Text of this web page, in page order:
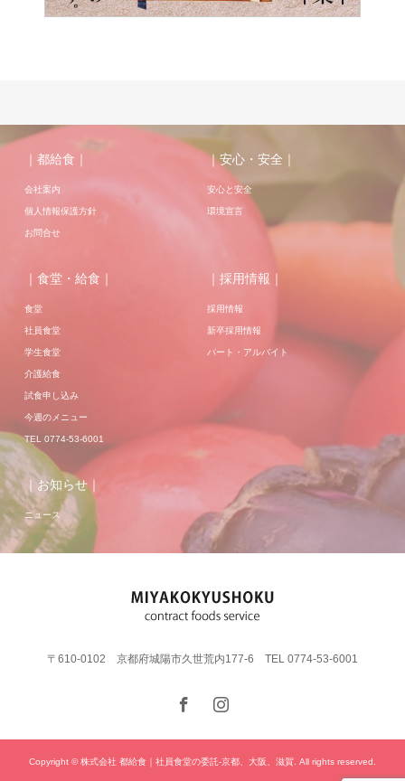
｜都給食｜
会社案内
個人情報保護方針
お問合せ
｜安心・安全｜
安心と安全
環境宣言
｜食堂・給食｜
食堂
社員食堂
学生食堂
介護給食
試食申し込み
今週のメニュー
TEL 0774-53-6001
｜採用情報｜
採用情報
新卒採用情報
パート・アルバイト
｜お知らせ｜
ニュース
〒610-0102 京都府城陽市久世荒内177-6 TEL 0774-53-6001
Copyright © 株式会社 都給食｜社員食堂の委託-京都、大阪、滋賀. All rights reserved.